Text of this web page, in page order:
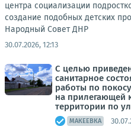
центра социализации
создание подобных детских
Народный Совет ДНР
30.07.2026, 12:13
С целью
санитарное
работы по
на прилегающей
территории по
МАКЕЕВКА